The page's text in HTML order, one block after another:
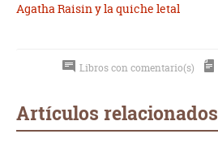
Agatha Raisin y la quiche letal
Libros con comentario(s)
Artículos relacionados